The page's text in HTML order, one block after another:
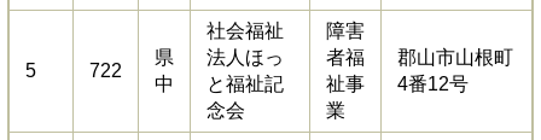
5 722
県
中
社会福祉
法人ほっ
と福祉記
念会
障害
者福
祉事
業
郡山市山根町
4番12号